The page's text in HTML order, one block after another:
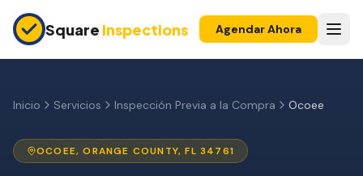
Square Inspections Agendar Ahora
Inspección Pre-Compra
Garantía 11 Meses
Inicio Servicios Inspección Previa a la Compra Ocoee
OCOEE,ORANGE COUNTY, FL 34761